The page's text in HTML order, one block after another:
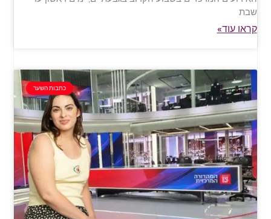
שבת
קראו עוד»
כתבות השער